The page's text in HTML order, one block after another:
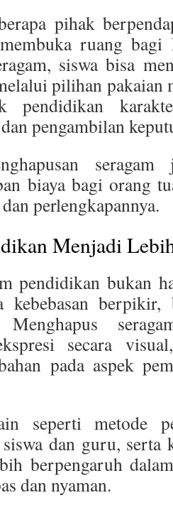
pihak
ruang bagi
siswa bisa
pilihan pakaian
pendidikan
pengambilan
seragam
biaya bagi orang
perlengkapannya.
Menjadi
pendidikan bukan
kebebasan berpikir,
secara
pada aspek
seperti metode
dan guru, serta
berpengaruh
dan nyaman.